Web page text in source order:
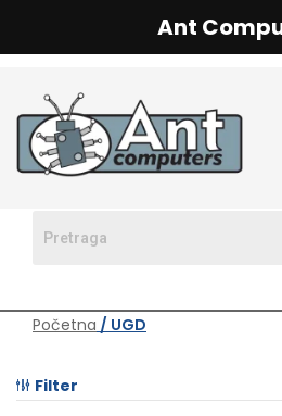
Početna / UGD
Filter
Ant